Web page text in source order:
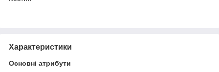
Характеристики
Основні атрибути